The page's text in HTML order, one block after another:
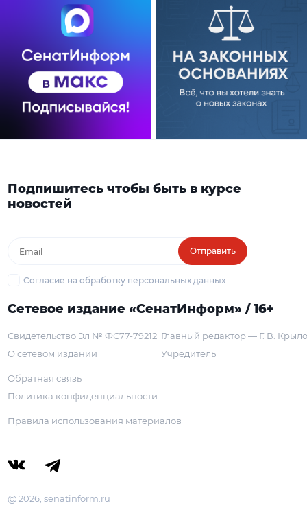
Подпишитесь чтобы быть в курсе
новостей
Отправить
Согласие на обработку персональных данных
Сетевое издание «СенатИнформ» / 16+
Свидетельство Эл № ФС77-79212
О сетевом издании
Главный редактор — Г. В.
Учредитель
Обратная связь
Политика конфиденциальности
Правила использования материалов
@ 2026, senatinform.ru